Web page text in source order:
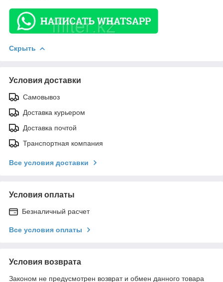
Скрыть
Условия доставки
Самовывоз
Доставка курьером
Доставка почтой
Транспортная компания
Все условия доставки
Условия оплаты
Безналичный расчет
Все условия оплаты
Условия возврата
Законом не предусмотрен возврат и обмен данного товара